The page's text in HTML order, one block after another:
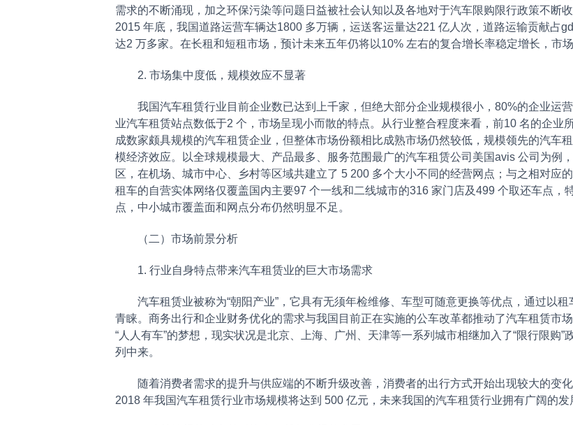
需求的不断涌现，加之环保污染等问题日益被社会认知以及各地对于汽车限购限行政策不断
2015 年底，我国道路运营车辆达1800 多万辆，运送客运量达221 亿人次，道路运输贡献占
达2 万多家。在长租和短租市场，预计未来五年仍将以10% 左右的复合增长率稳定增长，市
2. 市场集中度低，规模效应不显著
我国汽车租赁行业目前企业数已达到上千家，但绝大部分企业规模很小，80%的企业运
业汽车租赁站点数低于2 个，市场呈现小而散的特点。从行业整合程度来看，前10 名的企业
成数家颇具规模的汽车租赁企业，但整体市场份额相比成熟市场仍然较低，规模领先的汽车
模经济效应。以全球规模最大、产品最多、服务范围最广的汽车租赁公司美国avis 公司为例
区，在机场、城市中心、乡村等区域共建立了 5 200 多个大小不同的经营网点；与之相对应
租车的自营实体网络仅覆盖国内主要97 个一线和二线城市的316 家门店及499 个取还车点，
点，中小城市覆盖面和网点分布仍然明显不足。
（二）市场前景分析
1. 行业自身特点带来汽车租赁业的巨大市场需求
汽车租赁业被称为“朝阳产业”，它具有无须年检维修、车型可随意更换等优点，通过以租
青睐。商务出行和企业财务优化的需求与我国目前正在实施的公车改革都推动了汽车租赁市
“人人有车”的梦想，现实状况是北京、上海、广州、天津等一系列城市相继加入了“限行限购
列中来。
随着消费者需求的提升与供应端的不断升级改善，消费者的出行方式开始出现较大的变化
2018 年我国汽车租赁行业市场规模将达到 500 亿元，未来我国的汽车租赁行业拥有广阔的发